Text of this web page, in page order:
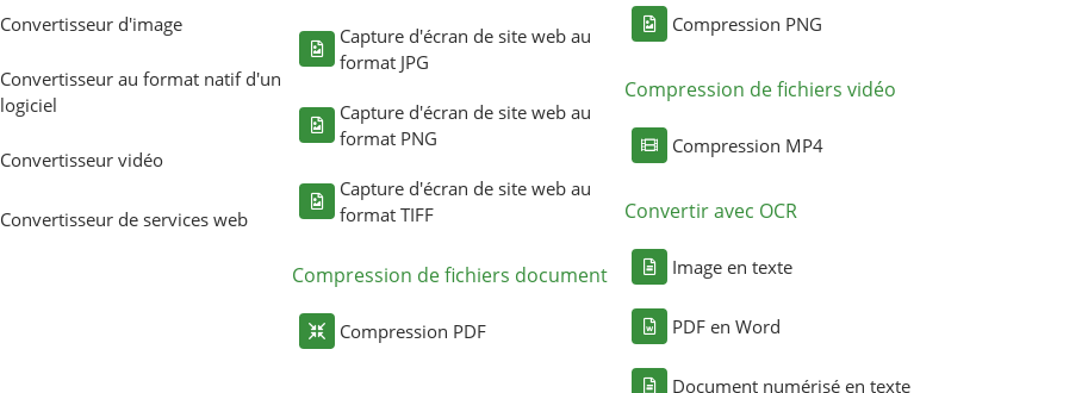
Convertisseur d'image
Convertisseur au format natif d'un
logiciel
Convertisseur vidéo
Convertisseur de services web
Capture d'écran de site web au
format JPG
Capture d'écran de site web au
format PNG
Capture d'écran de site web au
format TIFF
Compression de fichiers document
Compression PDF
Compression PNG
Compression de fichiers vidéo
Compression MP4
Convertir avec OCR
Image en texte
PDF en Word
Document numérisé en texte